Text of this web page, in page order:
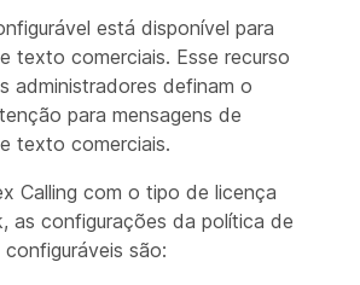
está disponível para
texto comerciais. Esse recurso
administradores definam o
para mensagens de
texto comerciais.
Calling com o tipo de licença
as configurações da política de
são: